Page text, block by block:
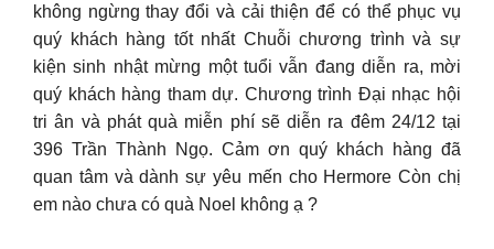
không ngừng thay đổi và cải thiện để có thể phục vụ
quý khách hàng tốt nhất Chuỗi chương trình và sự
kiện sinh nhật mừng một tuổi vẫn đang diễn ra, mời
quý khách hàng tham dự. Chương trình Đại nhạc hội
tri ân và phát quà miễn phí sẽ diễn ra đêm 24/12 tại
396 Trần Thành Ngọ. Cảm ơn quý khách hàng đã
quan tâm và dành sự yêu mến cho Hermore Còn chị
em nào chưa có quà Noel không ạ ?